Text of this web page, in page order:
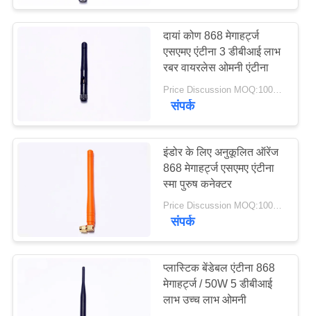
आरएफ समाक्षीय केबल
असेंबली
6
सीएनसी मशीन हार्डवेयर
18
दायां कोण 868 मेगाहर्ट्ज
एसएमए एंटीना 3 डीबीआई लाभ
रबर वायरलेस ओमनी एंटीना
Price Discussion MOQ:100PCS
संपर्क
इंडोर के लिए अनुकूलित ऑरेंज
868 मेगाहर्ट्ज एसएमए एंटीना
स्मा पुरुष कनेक्टर
Price Discussion MOQ:100PCS
संपर्क
प्लास्टिक बेंडेबल एंटीना 868
मेगाहर्ट्ज / 50W 5 डीबीआई
लाभ उच्च लाभ ओमनी